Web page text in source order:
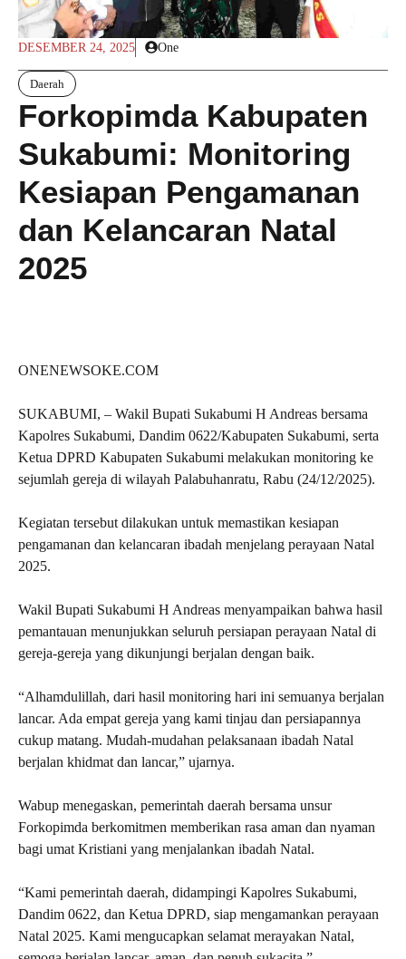
DESEMBER 24, 2025 One
Daerah
Forkopimda Kabupaten
Sukabumi: Monitoring
Kesiapan Pengamanan
dan Kelancaran Natal
2025
ONENEWSOKE.COM
SUKABUMI, – Wakil Bupati Sukabumi H Andreas bersama
Kapolres Sukabumi, Dandim 0622/Kabupaten Sukabumi, serta
Ketua DPRD Kabupaten Sukabumi melakukan monitoring ke
sejumlah gereja di wilayah Palabuhanratu, Rabu (24/12/2025).
Kegiatan tersebut dilakukan untuk memastikan kesiapan
pengamanan dan kelancaran ibadah menjelang perayaan Natal
2025.
Wakil Bupati Sukabumi H Andreas menyampaikan bahwa hasil
pemantauan menunjukkan seluruh persiapan perayaan Natal di
gereja-gereja yang dikunjungi berjalan dengan baik.
“Alhamdulillah, dari hasil monitoring hari ini semuanya berjalan
lancar. Ada empat gereja yang kami tinjau dan persiapannya
cukup matang. Mudah-mudahan pelaksanaan ibadah Natal
berjalan khidmat dan lancar,” ujarnya.
Wabup menegaskan, pemerintah daerah bersama unsur
Forkopimda berkomitmen memberikan rasa aman dan nyaman
bagi umat Kristiani yang menjalankan ibadah Natal.
“Kami pemerintah daerah, didampingi Kapolres Sukabumi,
Dandim 0622, dan Ketua DPRD, siap mengamankan perayaan
Natal 2025. Kami mengucapkan selamat merayakan Natal,